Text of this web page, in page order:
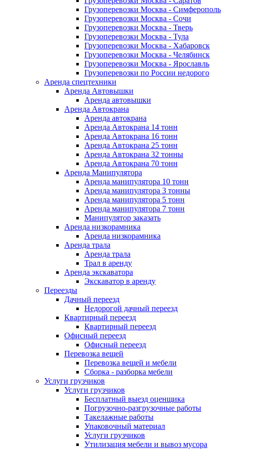
Грузоперевозки Москва - Симферополь
Грузоперевозки Москва - Сочи
Грузоперевозки Москва - Тверь
Грузоперевозки Москва - Тула
Грузоперевозки Москва - Хабаровск
Грузоперевозки Москва - Челябинск
Грузоперевозки Москва - Ярославль
Грузоперевозки по России недорого
Аренда спецтехники
Аренда Автовышки
Аренда автовышки
Аренда Автокрана
Аренда автокрана
Аренда Автокрана 14 тонн
Аренда Автокрана 16 тонн
Аренда Автокрана 25 тонн
Аренда Автокрана 32 тонны
Аренда Автокрана 70 тонн
Аренда Манипулятора
Аренда манипулятора 10 тонн
Аренда манипулятора 3 тонны
Аренда манипулятора 5 тонн
Аренда манипулятора 7 тонн
Манипулятор заказать
Аренда низкорамника
Аренда низкорамника
Аренда трала
Аренда трала
Трал в аренду
Аренда экскаватора
Экскаватор в аренду
Переезды
Дачный переезд
Недорогой дачный переезд
Квартирный переезд
Квартирный переезд
Офисный переезд
Офисный переезд
Перевозка вещей
Перевозка вещей и мебели
Сборка - разборка мебели
Услуги грузчиков
Услуги грузчиков
Бесплатный выезд оценщика
Погрузочно-разгрузочные работы
Такелажные работы
Упаковочный материал
Услуги грузчиков
Утилизация мебели и вывоз мусора